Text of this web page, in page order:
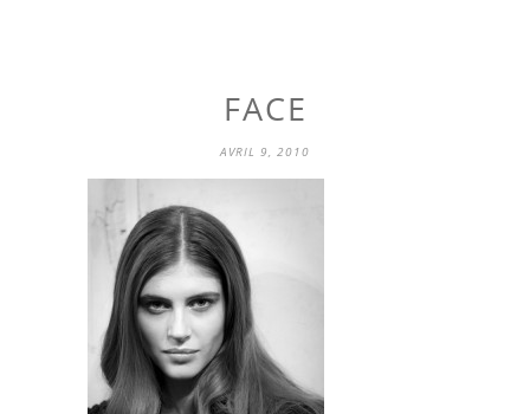
FACE
AVRIL 9, 2010